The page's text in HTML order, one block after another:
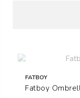
FATBOY
Fatboy